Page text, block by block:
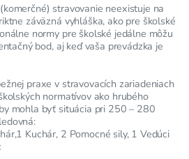
stravovanie neexistuje na
záväzná vyhláška, ako pre školské
normy pre školské jedálne môžu
bod, aj keď vaša prevádzka je
praxe v stravovacích zariadeniach
normatívov ako hrubého
mohla byť situácia pri 250 – 280
Kuchár, 2 Pomocné sily, 1 Vedúci